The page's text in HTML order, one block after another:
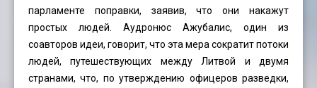
парламенте поправки, заявив, что они накажут
простых людей. Аудронюс Ажубалис, один из
соавторов идеи, говорит, что эта мера сократит потоки
людей, путешествующих между Литвой и двумя
странами, что, по утверждению офицеров разведки,